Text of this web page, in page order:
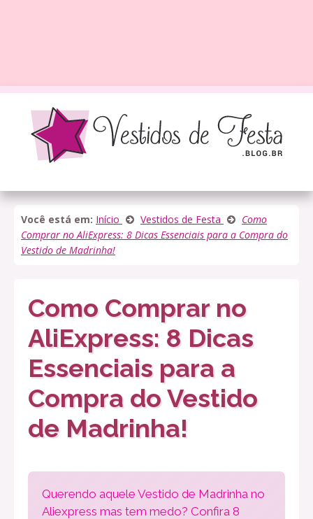
Você está em: Início Vestidos de Festa
Como
Comprar no AliExpress: 8 Dicas Essenciais para a Compra do
Vestido de Madrinha!
Como Comprar no
AliExpress: 8 Dicas
Essenciais para a
Compra do Vestido
de Madrinha!
Querendo aquele Vestido de Madrinha no
Aliexpress mas tem medo? Confira 8